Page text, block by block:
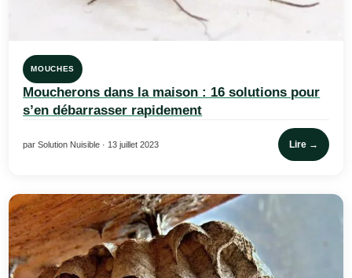
MOUCHES
Moucherons dans la maison : 16 solutions pour
s’en débarrasser rapidement
par Solution Nuisible · 13 juillet 2023 Lire →